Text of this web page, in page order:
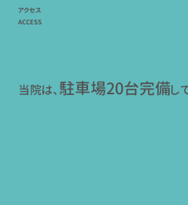
アクセス
ACCESS
当院は、駐車場20台完備し